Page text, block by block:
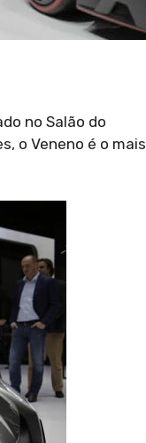
no Salão do
o Veneno é o mais